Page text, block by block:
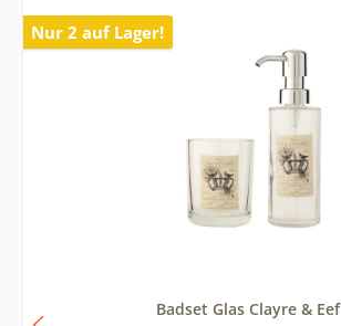
Nur 2 auf Lager!
Badset Glas Clayre & Eef